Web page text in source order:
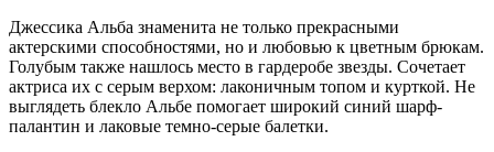
Джессика Альба знаменита не только прекрасными
актерскими способностями, но и любовью к цветным брюкам.
Голубым также нашлось место в гардеробе звезды. Сочетает
актриса их с серым верхом: лаконичным топом и курткой. Не
выглядеть блекло Альбе помогает широкий синий шарф-
палантин и лаковые темно-серые балетки.